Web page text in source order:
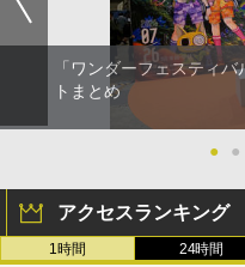
「ワンダーフェスティ
トまとめ
● ●
アクセスランキング
1時間 24時間